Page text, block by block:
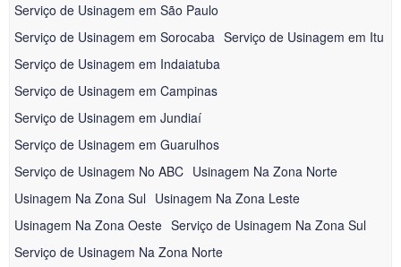
Serviço de Usinagem em São Paulo
Serviço de Usinagem em Sorocaba Serviço de Usinagem em Itu
Serviço de Usinagem em Indaiatuba
Serviço de Usinagem em Campinas
Serviço de Usinagem em Jundiaí
Serviço de Usinagem em Guarulhos
Serviço de Usinagem No ABC Usinagem Na Zona Norte
Usinagem Na Zona Sul Usinagem Na Zona Leste
Usinagem Na Zona Oeste Serviço de Usinagem Na Zona Sul
Serviço de Usinagem Na Zona Norte